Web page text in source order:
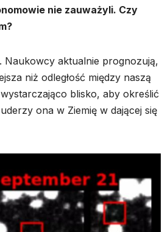
nie zauważyli. Czy
. Naukowcy aktualnie prognozują,
niż odległość między naszą
blisko, aby określić
ona w Ziemię w dającej się